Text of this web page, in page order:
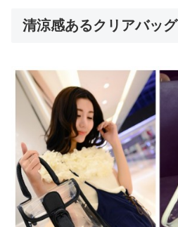
清涼感あるクリアバッグ